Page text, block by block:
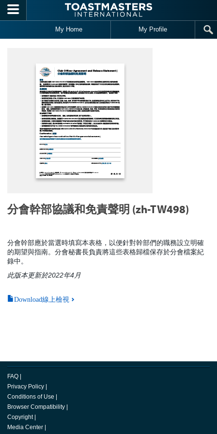
Skip to main content
My Home My Profile
分會幹部協議和免責聲明 (zh-TW498)
分會幹部應於當選時填寫本表格，以便針對幹部們的職務設立明確
的期望與指南。分會秘書長負責將這些表格歸檔保存於分會檔案紀
錄中。
此版本更新於2022年4月
Download線上檢視
FAQ
Privacy Policy
Conditions of Use
Browser Compatibility
Copyright
Media Center